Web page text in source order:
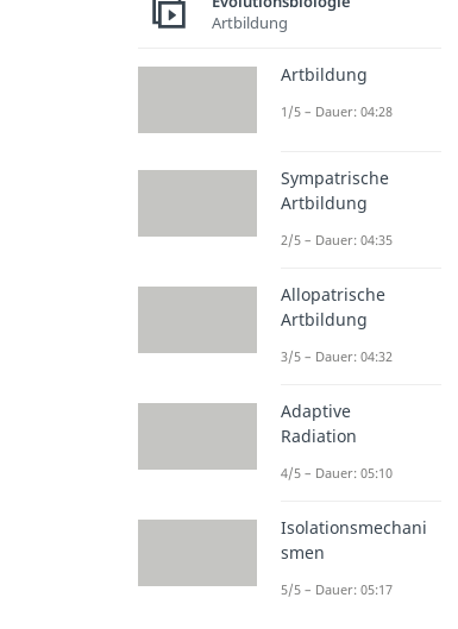
Artbildung
Artbildung
1/5 – Dauer: 04:28
Sympatrische
Artbildung
2/5 – Dauer: 04:35
Allopatrische
Artbildung
3/5 – Dauer: 04:32
Adaptive
Radiation
4/5 – Dauer: 05:10
Isolationsmechani
smen
5/5 – Dauer: 05:17